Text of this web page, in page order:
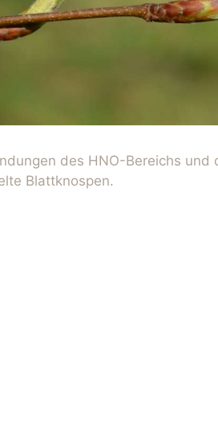
des HNO-Bereichs
Blattknospen.